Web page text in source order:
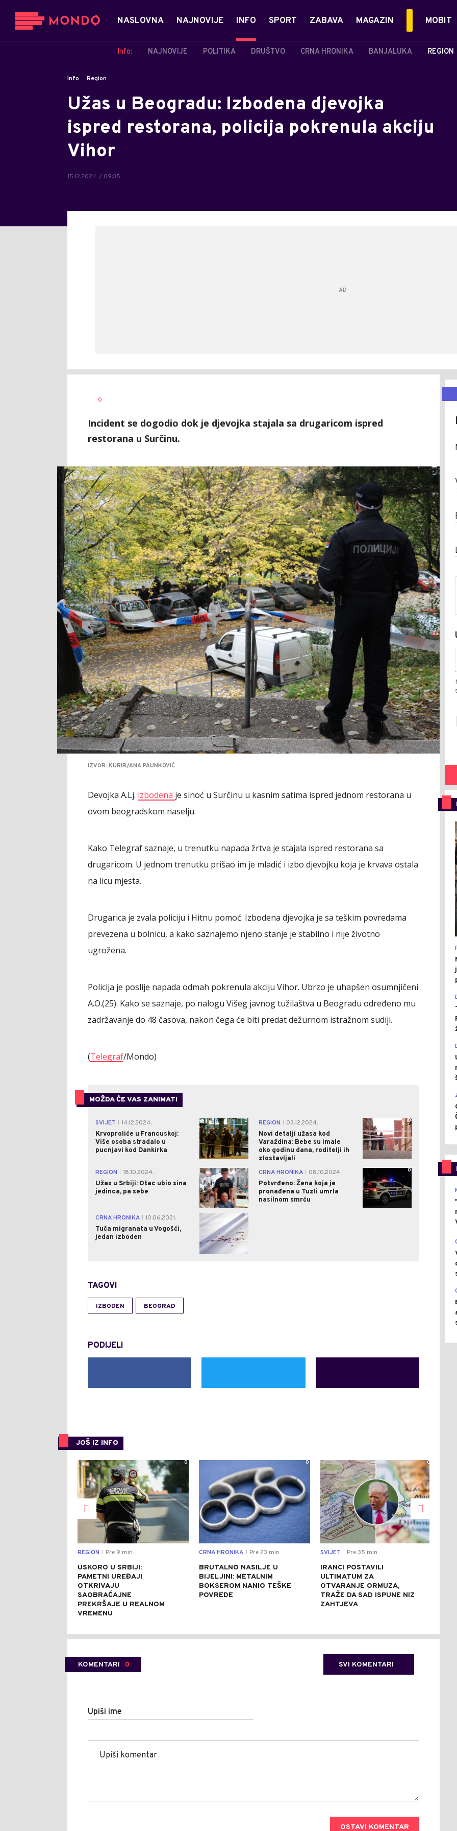
NASLOVNA NAJNOVIJE INFO
Info: NAJNOVIJE POLITIKA DRUŠTVO CRNA HRONIKA BANJALUKA REGION
SPORT ZABAVA MAGAZIN MOBIT
Info Region
Užas u Beogradu: Izbodena djevojka
ispred restorana, policija pokrenula akciju
Vihor
15.12.2024. / 09:35
0
Incident se dogodio dok je djevojka stajala sa drugaricom ispred
restorana u Surčinu.
IZVOR: KURIR/ANA PAUNKOVIĆ
Devojka A.Lj. izbodena je sinoć u Surčinu u kasnim satima ispred jednom restorana u
ovom beogradskom naselju.
Kako Telegraf saznaje, u trenutku napada žrtva je stajala ispred restorana sa
drugaricom. U jednom trenutku prišao im je mladić i izbo djevojku koja je krvava ostala
na licu mjesta.
Drugarica je zvala policiju i Hitnu pomoć. Izbodena djevojka je sa teškim povredama
prevezena u bolnicu, a kako saznajemo njeno stanje je stabilno i nije životno
ugrožena.
Policija je poslije napada odmah pokrenula akciju Vihor. Ubrzo je uhapšen osumnjičeni
A.O.(25). Kako se saznaje, po nalogu Višeg javnog tužilaštva u Beogradu određeno mu
zadržavanje do 48 časova, nakon čega će biti predat dežurnom istražnom sudiji.
(Telegraf/Mondo)
MOŽDA ĆE VAS ZANIMATI
SVIJET
14.12.2024.
Krvoproliće u Francuskoj:
Više osoba stradalo u
pucnjavi kod Dankirka
0 REGION
03.12.2024.
Novi detalji užasa kod
Varaždina: Bebe su imale
oko godinu dana, roditelji ih
zlostavljali
0
REGION
18.10.2024.
Užas u Srbiji: Otac ubio sina
jedinca, pa sebe
0 CRNA HRONIKA
08.10.2024.
Potvrđeno: Žena koja je
pronađena u Tuzli umrla
nasilnom smrću
0
CRNA HRONIKA
10.06.2021.
Tuča migranata u Vogošći,
jedan izboden
0
TAGOVI
IZBODEN BEOGRAD
PODIJELI
JOŠ IZ INFO
0
REGION Pre 9 min
USKORO U SRBIJI:
PAMETNI UREĐAJI
OTKRIVAJU
SAOBRAĆAJNE
PREKRŠAJE U REALNOM
VREMENU
0
CRNA HRONIKA Pre 23 min
BRUTALNO NASILJE U
BIJELJINI: METALNIM
BOKSEROM NANIO TEŠKE
POVREDE
0
SVIJET Pre 35 min
IRANCI POSTAVILI
ULTIMATUM ZA
OTVARANJE ORMUZA,
TRAŽE DA SAD ISPUNE NIZ
ZAHTJEVA
KOMENTARI 0 SVI KOMENTARI
Upiši ime
OSTAVI KOMENTAR